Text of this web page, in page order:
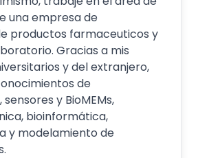
una empresa de
productos farmaceuticos y
Gracias a mis
y del extranjero,
de
y BioMEMs,
bioinformática,
y modelamiento de